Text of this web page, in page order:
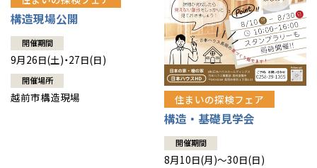
構造現場公開
開催期間
9月26日(土)・27日(日)
開催場所
越前市構造現場 住まいの探検フェア
構造・基礎見学会
開催期間
8月10日(月)～30日(日)